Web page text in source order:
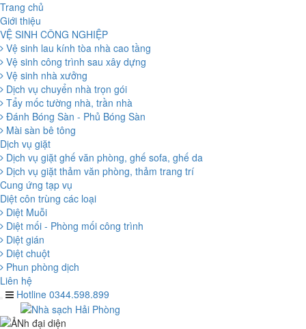
Trang chủ
Giới thiệu
VỆ SINH CÔNG NGHIỆP
Vệ sinh lau kính tòa nhà cao tầng
Vệ sinh công trình sau xây dựng
Vệ sinh nhà xưởng
Dịch vụ chuyển nhà trọn gói
Tẩy mốc tường nhà, trần nhà
Đánh Bóng Sàn - Phủ Bóng Sàn
Mài sàn bê tông
Dịch vụ giặt
Dịch vụ giặt ghế văn phòng, ghế sofa, ghế da
Dịch vụ giặt thảm văn phòng, thảm trang trí
Cung ứng tạp vụ
Diệt côn trùng các loại
Diệt Muỗi
Diệt mối - Phòng mối công trình
Diệt gián
Diệt chuột
Phun phòng dịch
Liên hệ
Hotline 0344.598.899